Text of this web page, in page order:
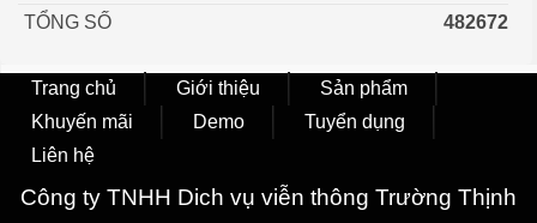
TỔNG SỐ
482672
Trang chủ Giới thiệu
Sản phẩm
Khuyến mãi
Demo
Tuyển dụng
Liên hệ
Công ty TNHH Dich vụ viễn thông Trường Thịnh